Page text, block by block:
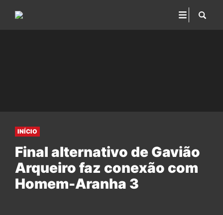
INÍCIO
Final alternativo de Gavião
Arqueiro faz conexão com
Homem-Aranha 3